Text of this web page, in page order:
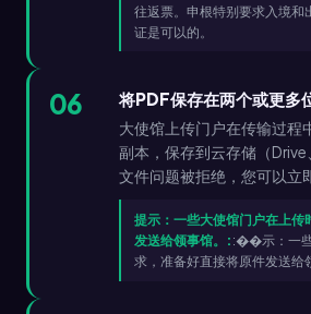
往返票。申根特别要求入境
证是可以的。
06 将PDF保存在两个或更多
大使馆上传门户在传输过程
副本，保存到云存储（
文件问题被拒绝，您可以立
提示：一些大使馆门户在上
发送给领事馆。::��示：一些
求，准备好直接将原件发送给